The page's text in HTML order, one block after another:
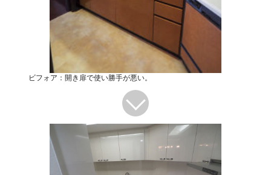
ビフォア：開き扉で使い勝手が悪い。